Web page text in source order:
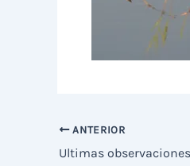
ANTERIOR
Ultimas